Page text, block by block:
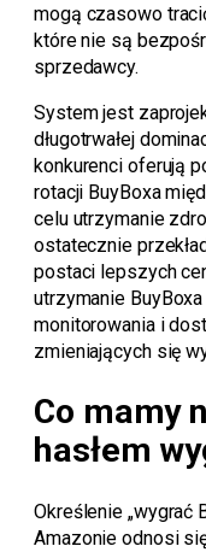
mogą czasowo
które nie są
sprzedawcy.
System jest
długotrwałej
konkurenci oferują
rotacji BuyBoxa
celu utrzymanie
ostatecznie
postaci lepszych
utrzymanie
monitorowania i
zmieniających się
Co mamy
hasłem
Określenie „wygrać
Amazonie odnosi